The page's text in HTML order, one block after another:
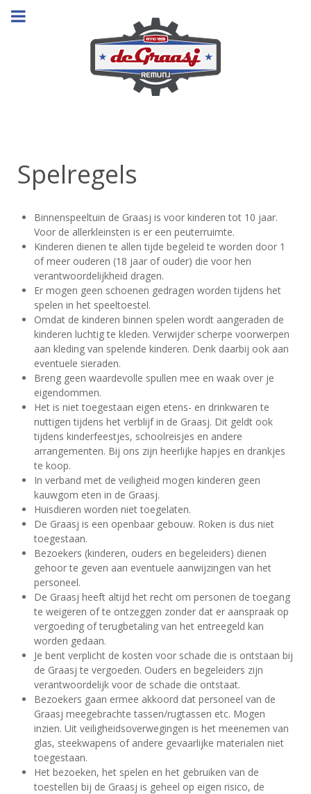
Spelregels
Binnenspeeltuin de Graasj is voor kinderen tot 10 jaar.
Voor de allerkleinsten is er een peuterruimte.
Kinderen dienen te allen tijde begeleid te worden door 1
of meer ouderen (18 jaar of ouder) die voor hen
verantwoordelijkheid dragen.
Er mogen geen schoenen gedragen worden tijdens het
spelen in het speeltoestel.
Omdat de kinderen binnen spelen wordt aangeraden de
kinderen luchtig te kleden. Verwijder scherpe voorwerpen
aan kleding van spelende kinderen. Denk daarbij ook aan
eventuele sieraden.
Breng geen waardevolle spullen mee en waak over je
eigendommen.
Het is niet toegestaan eigen etens- en drinkwaren te
nuttigen tijdens het verblijf in de Graasj. Dit geldt ook
tijdens kinderfeestjes, schoolreisjes en andere
arrangementen. Bij ons zijn heerlijke hapjes en drankjes
te koop.
In verband met de veiligheid mogen kinderen geen
kauwgom eten in de Graasj.
Huisdieren worden niet toegelaten.
De Graasj is een openbaar gebouw. Roken is dus niet
toegestaan.
Bezoekers (kinderen, ouders en begeleiders) dienen
gehoor te geven aan eventuele aanwijzingen van het
personeel.
De Graasj heeft altijd het recht om personen de toegang
te weigeren of te ontzeggen zonder dat er aanspraak op
vergoeding of terugbetaling van het entreegeld kan
worden gedaan.
Je bent verplicht de kosten voor schade die is ontstaan bij
de Graasj te vergoeden. Ouders en begeleiders zijn
verantwoordelijk voor de schade die ontstaat.
Bezoekers gaan ermee akkoord dat personeel van de
Graasj meegebrachte tassen/rugtassen etc. Mogen
inzien. Uit veiligheidsoverwegingen is het meenemen van
glas, steekwapens of andere gevaarlijke materialen niet
toegestaan.
Het bezoeken, het spelen en het gebruiken van de
toestellen bij de Graasj is geheel op eigen risico, de